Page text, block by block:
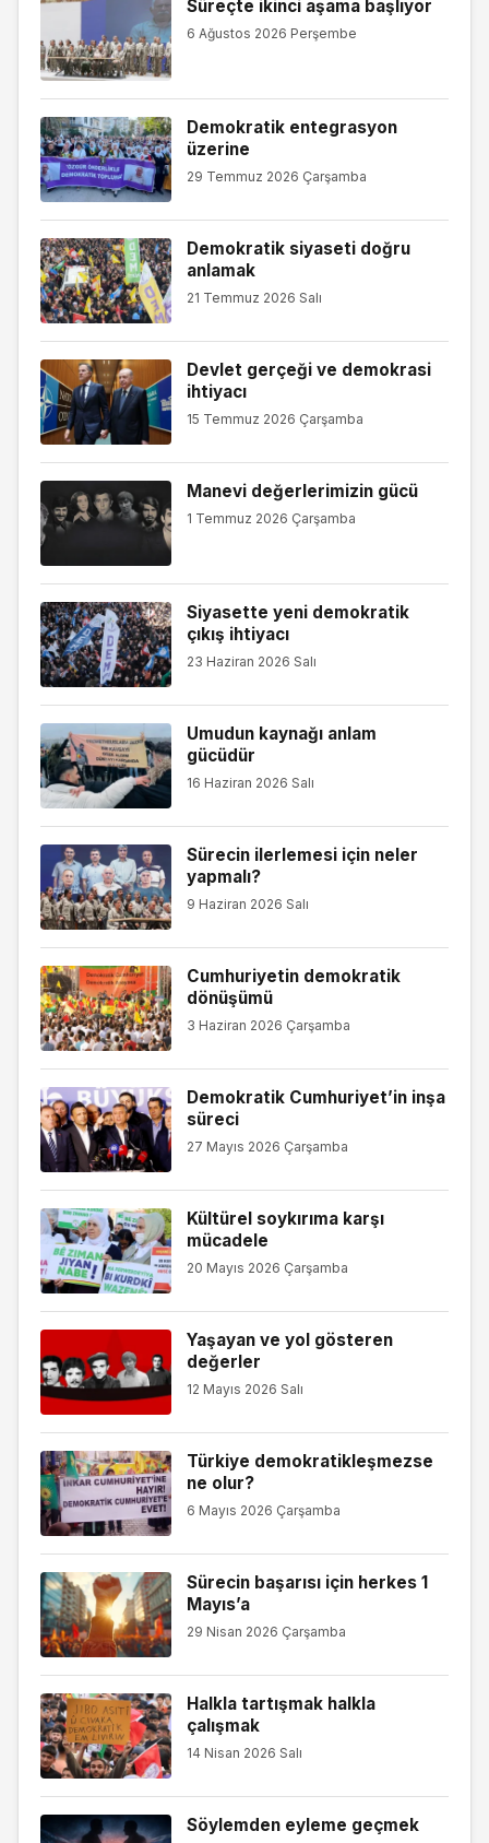
Süreçte ikinci aşama başlıyor
6 Ağustos 2026 Perşembe
Demokratik entegrasyon
üzerine
29 Temmuz 2026 Çarşamba
Demokratik siyaseti doğru
anlamak
21 Temmuz 2026 Salı
Devlet gerçeği ve demokrasi
ihtiyacı
15 Temmuz 2026 Çarşamba
Manevi değerlerimizin gücü
1 Temmuz 2026 Çarşamba
Siyasette yeni demokratik
çıkış ihtiyacı
23 Haziran 2026 Salı
Umudun kaynağı anlam
gücüdür
16 Haziran 2026 Salı
Sürecin ilerlemesi için neler
yapmalı?
9 Haziran 2026 Salı
Cumhuriyetin demokratik
dönüşümü
3 Haziran 2026 Çarşamba
Demokratik Cumhuriyet’in inşa
süreci
27 Mayıs 2026 Çarşamba
Kültürel soykırıma karşı
mücadele
20 Mayıs 2026 Çarşamba
Yaşayan ve yol gösteren
değerler
12 Mayıs 2026 Salı
Türkiye demokratikleşmezse
ne olur?
6 Mayıs 2026 Çarşamba
Sürecin başarısı için herkes 1
Mayıs’a
29 Nisan 2026 Çarşamba
Halkla tartışmak halkla
çalışmak
14 Nisan 2026 Salı
Söylemden eyleme geçmek